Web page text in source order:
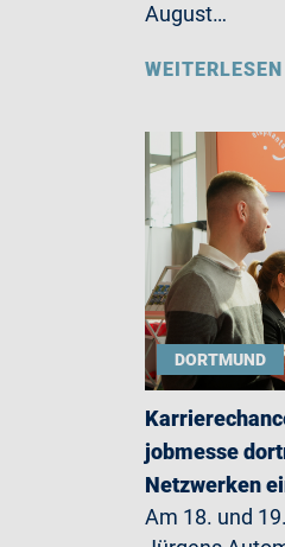
August…
WEITERLESEN
DORTMUND
jobmesse
Netzwerken
Am 18. und